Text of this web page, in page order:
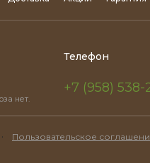
нет.
Телефон
+7 (958) 538-
· Пользовательское